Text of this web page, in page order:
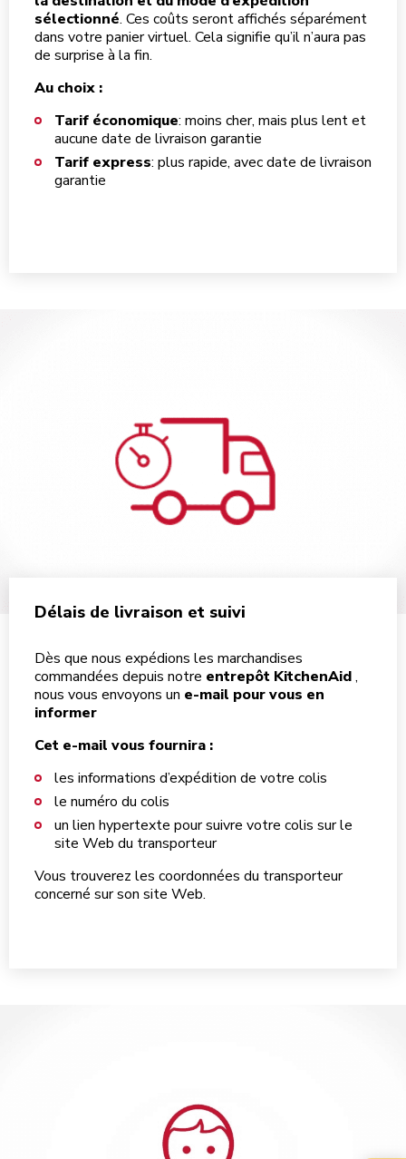
sélectionné. Ces coûts seront affichés séparément
dans votre panier virtuel. Cela signifie qu’il n’aura pas
de surprise à la fin.
Au choix :
Tarif économique: moins cher, mais plus lent et
aucune date de livraison garantie
Tarif express: plus rapide, avec date de livraison
garantie
Délais de livraison et suivi
Dès que nous expédions les marchandises
commandées depuis notre entrepôt KitchenAid,
nous vous envoyons un e-mail pour vous en
informer
Cet e-mail vous fournira :
les informations d’expédition de votre colis
le numéro du colis
un lien hypertexte pour suivre votre colis sur le
site Web du transporteur
Vous trouverez les coordonnées du transporteur
concerné sur son site Web.